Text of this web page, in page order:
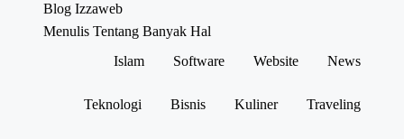
Blog Izzaweb
Menulis Tentang Banyak Hal
Islam
Software Website News
Teknologi Bisnis Kuliner Traveling